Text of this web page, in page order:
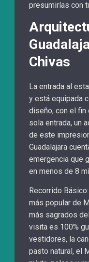
presumirlas con
Chivas
La entrada al
y está equipada
diseño, con el fin
sola entrada, un
de este
Guadalajara
emergencia que
en menos de 8
Recorrido
más popular de
más sagrados
visita es 100%
vestidores, la
pasto natural, el